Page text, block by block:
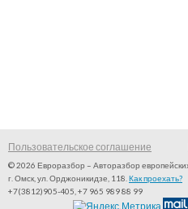
Пользовательское соглашение
© 2026 Евроразбор – Авторазбор
г. Омск, ул. Орджоникидзе, 118. Как проехать?
+7(3812)905-405, +7 965 989 88 99